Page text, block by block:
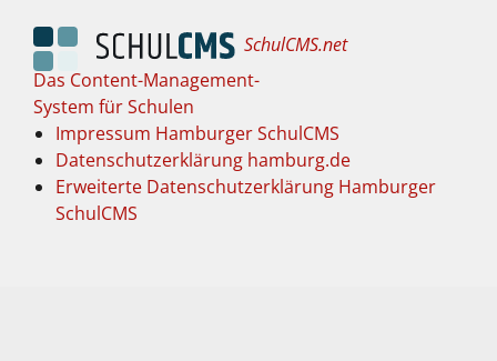
SchulCMS.net
Das Content-Management-
System für Schulen
Impressum Hamburger SchulCMS
Datenschutzerklärung hamburg.de
Erweiterte Datenschutzerklärung Hamburger
SchulCMS